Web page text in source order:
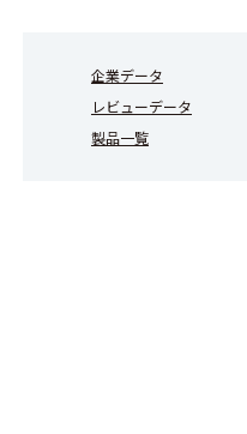
企業データ
レビューデータ
製品一覧